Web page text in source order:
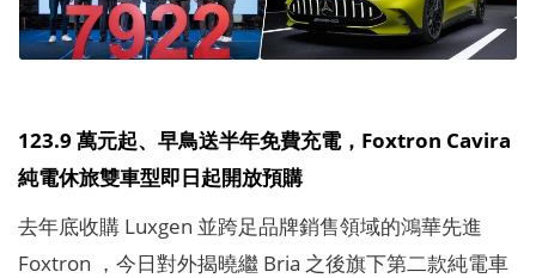
123.9 萬元起、早鳥送半年免費充電，Foxtron Cavira
純電休旅雙車型即日起開放預購
去年底收購 Luxgen 並跨足品牌銷售領域的鴻華先進
Foxtron ，今日對外揭曉繼 Bria 之後旗下第二款純電車